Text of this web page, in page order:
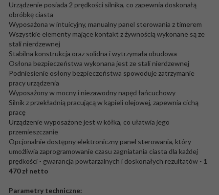
Urządzenie posiada 2 prędkości silnika, co zapewnia doskonałą
obróbkę ciasta
Wyposażona w intuicyjny, manualny panel sterowania z timerem
Wszystkie elementy mające kontakt z żywnością wykonane są ze
stali nierdzewnej
Stabilna konstrukcja oraz solidna i wytrzymała obudowa
Osłona bezpieczeństwa wykonana jest ze stali nierdzewnej
Podniesienie osłony bezpieczeństwa spowoduje zatrzymanie
pracy urządzenia
Wyposażony w mocny i niezawodny napęd łańcuchowy
Silnik z przekładnią pracującą w kąpieli olejowej, zapewnia cichą
pracę
Urządzenie wyposażone jest w kółka, co ułatwia jego
przemieszczanie
Opcjonalnie dostępny elektroniczny panel sterowania, który
umożliwia zaprogramowanie czasu zagniatania ciasta dla każdej
prędkości - gwarancja powtarzalnych i doskonałych rezultatów - 1
470 zł netto
Parametry techniczne: